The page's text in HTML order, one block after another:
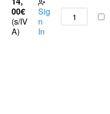
00€
(s/IV
A)
Sig
n
In